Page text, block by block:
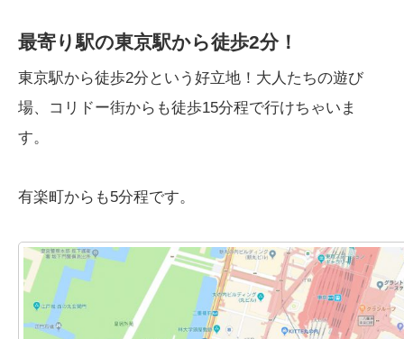
最寄り駅の東京駅から徒歩2分！
東京駅から徒歩2分という好立地！大人たちの遊び
場、コリドー街からも徒歩15分程で行けちゃいま
す。
有楽町からも5分程です。